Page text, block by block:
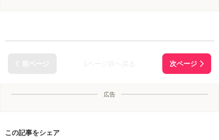
広告
この記事をシェア